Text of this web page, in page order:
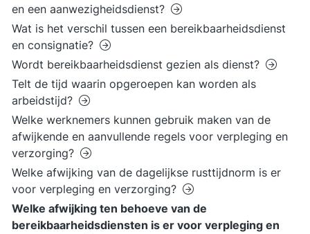
en een aanwezigheidsdienst?
Wat is het verschil tussen een bereikbaarheidsdienst
en consignatie?
Wordt bereikbaarheidsdienst gezien als dienst?
Telt de tijd waarin opgeroepen kan worden als
arbeidstijd?
Welke werknemers kunnen gebruik maken van de
afwijkende en aanvullende regels voor verpleging en
verzorging?
Welke afwijking van de dagelijkse rusttijdnorm is er
voor verpleging en verzorging?
Welke afwijking ten behoeve van de
bereikbaarheidsdiensten is er voor verpleging en